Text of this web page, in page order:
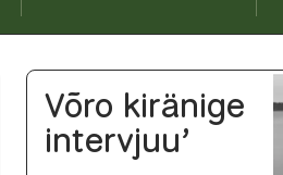
Võro kiränige
intervjuu’